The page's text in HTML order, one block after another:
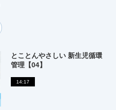
とことんやさしい 新生児循環
管理【04】
14:17